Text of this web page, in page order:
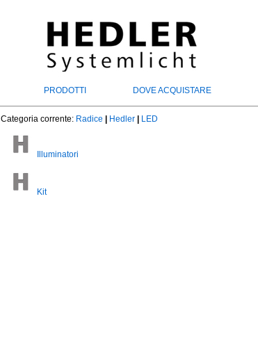
PRODOTTI DOVE ACQUISTARE
Categoria corrente: Radice Hedler LED
Illuminatori
Kit